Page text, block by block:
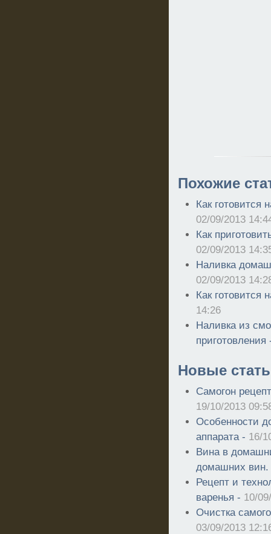
Похожие
Как готовится
02/09/2013
Как
02/09/2013
Наливка
02/09/2013
Как готовится
14:26
Наливка из
Новые
Самогон
19/10/2013
Особенности
аппарата - 16/
Вина в
домашних
Рецепт и
варенья - 10/
Очистка
03/09/2013